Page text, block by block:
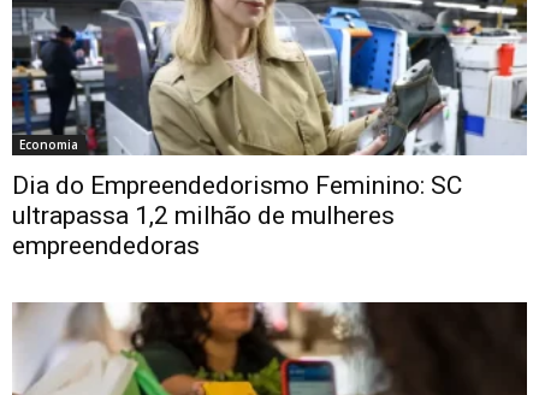
Economia
Dia do Empreendedorismo Feminino: SC
ultrapassa 1,2 milhão de mulheres
empreendedoras